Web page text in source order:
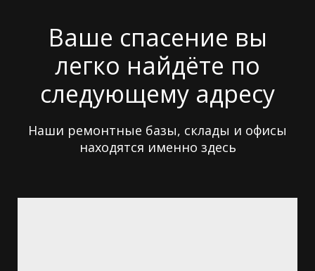
Ваше спасение вы
легко найдёте по
следующему адресу
Наши ремонтные базы, склады и офисы
находятся именно здесь